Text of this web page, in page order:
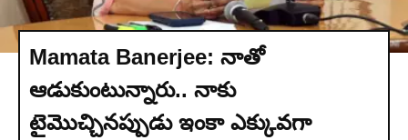
Mamata Banerjee: నాతో
ఆడుకుంటున్నారు.. నాకు
టైమొచ్చినప్పుడు ఇంకా ఎక్కువగా